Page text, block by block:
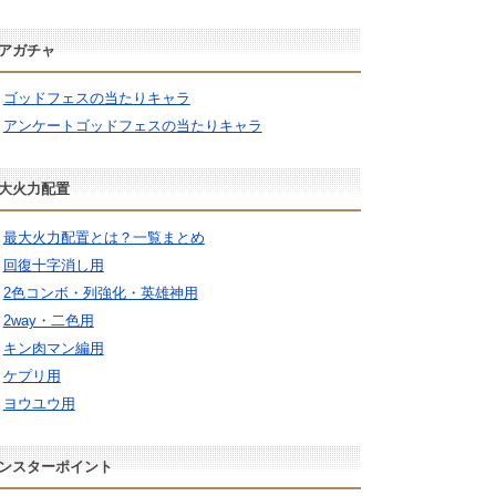
ガチャ
ゴッドフェスの当たりキャラ
アンケートゴッドフェスの当たりキャラ
火力配置
最大火力配置とは？一覧まとめ
回復十字消し用
2色コンボ・列強化・英雄神用
2way・二色用
キン肉マン編用
ケプリ用
ヨウユウ用
スターポイント